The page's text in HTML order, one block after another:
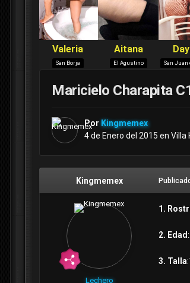
Maricielo Charapita
Por Kingmemex
4 de Enero del 2015 en Villa
Kingmemex
Lechero
1.
2. Edad
3. Talla